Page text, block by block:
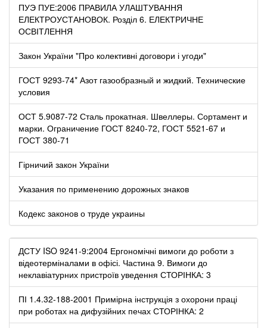
ПУЭ ПУЕ:2006 ПРАВИЛА УЛАШТУВАННЯ
ЕЛЕКТРОУСТАНОВОК. Розділ 6. ЕЛЕКТРИЧНЕ
ОСВІТЛЕННЯ
Закон України "Про колективні договори і угоди"
ГОСТ 9293-74* Азот газообразный и жидкий. Технические
условия
ОСТ 5.9087-72 Сталь прокатная. Швеллеры. Сортамент и
марки. Ограничение ГОСТ 8240-72, ГОСТ 5521-67 и
ГОСТ 380-71
Гірничий закон України
Указания по применению дорожных знаков
Кодекс законов о труде украины
ДСТУ ISO 9241-9:2004 Ергономічні вимоги до роботи з
відеотерміналами в офісі. Частина 9. Вимоги до
неклавіатурних пристроїв уведення СТОРІНКА: 3
ПІ 1.4.32-188-2001 Примірна інструкція з охорони праці
при роботах на дифузійних печах СТОРІНКА: 2